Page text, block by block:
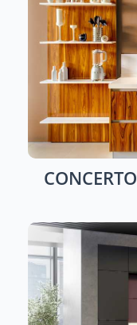
CONCERTO